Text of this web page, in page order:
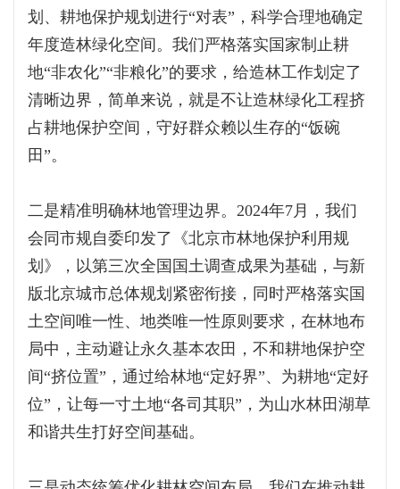
划、耕地保护规划进行“对表”，科学合理地确定
年度造林绿化空间。我们严格落实国家制止耕
地“非农化”“非粮化”的要求，给造林工作划定了
清晰边界，简单来说，就是不让造林绿化工程挤
占耕地保护空间，守好群众赖以生存的“饭碗
田”。
二是精准明确林地管理边界。2024年7月，我们
会同市规自委印发了《北京市林地保护利用规
划》，以第三次全国国土调查成果为基础，与新
版北京城市总体规划紧密衔接，同时严格落实国
土空间唯一性、地类唯一性原则要求，在林地布
局中，主动避让永久基本农田，不和耕地保护空
间“挤位置”，通过给林地“定好界”、为耕地“定好
位”，让每一寸土地“各司其职”，为山水林田湖草
和谐共生打好空间基础。